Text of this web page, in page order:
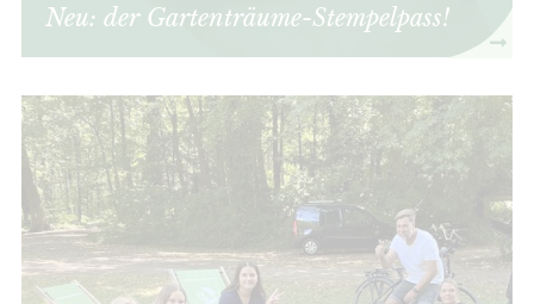
Neu: der Gartenträume-Stempelpass!